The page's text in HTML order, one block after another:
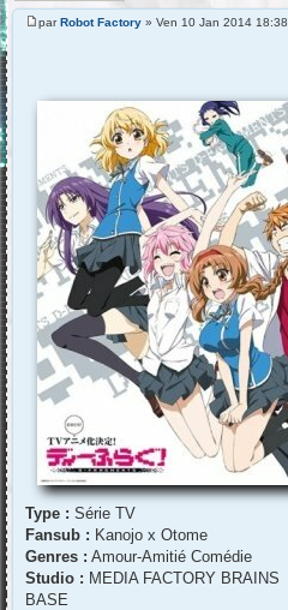
parRobot Factory » Ven 10 Jan 2014 18:38
Type : Série TV
Fansub : Kanojo x Otome
Genres : Amour-Amitié Comédie
Studio : MEDIA FACTORY BRAINS
BASE